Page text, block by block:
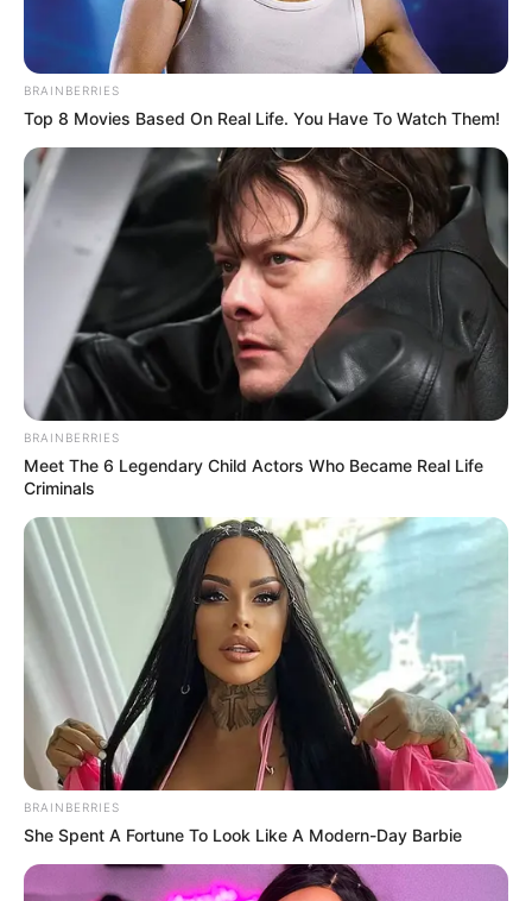
ΑΛΕΞΑΝΔΡΟΣ ΖΕΥΣ Ο
ΑΡΧΗΓΟΣ ΤΩΝ ΕΛ. Ο
ΑΠΟΛΥΤΟΣ ΚΥΡΙΑΡΧΟΣ.
ΕΙΝΑΙ ΕΔΩ, ΕΙΝΑΙ...
ΕΙΜΑΣΤΕ ΣΤΗΝ ΤΕΛΙΚΗ
ΕΥΘΕΙΑ.. ΕΙΝΑΙ ΕΔΩ.. ΕΙΝΑΙ
ΜΑΖΙ ΜΑΣ, ΜΑΣ
ΠΡΟΣΤΑΤΕΥΟΥΝ ΚΑΙ...
ΕΒΡΑΙΟΙ ΚΑΙ ΕΠΑΝΑΣΤΑΣΕΙΣ….
Ο ΠΟΥ υπό έλεγχο:
παρατυπίες και
συγκρούσεις συμφερόντων
Δεν χρωστάμε σε κανέναν, αυτοί
χρωστούν σε εμάς τα πάντα
Τρίτη, 6 Σεπτεμβρίου 2022, 12:14
Δεν χρωστάμε σε κανέναν, αυτοί...
BRAINBERRIES
Top 8 Movies Based On Real Life. You Have To Watch Them!
BRAINBERRIES
Meet The 6 Legendary Child Actors Who Became Real Life
Criminals
BRAINBERRIES
She Spent A Fortune To Look Like A Modern-Day Barbie